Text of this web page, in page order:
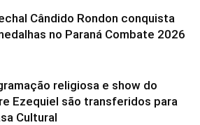
Cândido Rondon conquista
no Paraná Combate 2026
religiosa e show do
Ezequiel são transferidos para
Cultural